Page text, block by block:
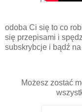
odoba Ci się to co
się przepisami i
subskrybcje i bądź
Możesz zostać